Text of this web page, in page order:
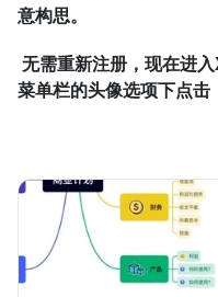
意构思。
菜单栏的头像选项下点击